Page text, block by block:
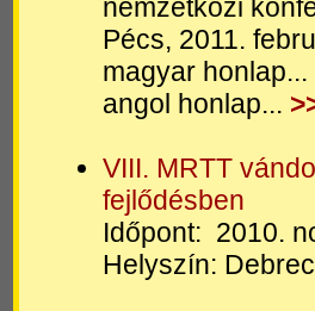
nemzetközi
Pécs, 2011.
magyar honlap...
angol honlap...
VIII. MRTT
fejlődésben
Időpont: 2010.
Helyszín: